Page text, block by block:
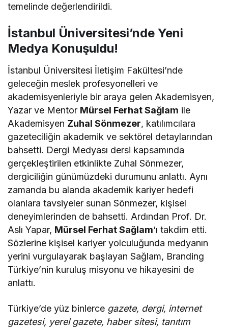
temelinde değerlendirildi.
İstanbul Üniversitesi’nde Yeni
Medya Konuşuldu!
İstanbul Üniversitesi İletişim Fakültesi’nde
geleceğin meslek profesyonelleri ve
akademisyenleriyle bir araya gelen Akademisyen,
Yazar ve Mentor Mürsel Ferhat Sağlam ile
Akademisyen Zuhal Sönmezer, katılımcılara
gazeteciliğin akademik ve sektörel detaylarından
bahsetti. Dergi Medyası dersi kapsamında
gerçekleştirilen etkinlikte Zuhal Sönmezer,
dergiciliğin günümüzdeki durumunu anlattı. Aynı
zamanda bu alanda akademik kariyer hedefi
olanlara tavsiyeler sunan Sönmezer, kişisel
deneyimlerinden de bahsetti. Ardından Prof. Dr.
Aslı Yapar, Mürsel Ferhat Sağlam‘ı takdim etti.
Sözlerine kişisel kariyer yolculuğunda medyanın
yerini vurgulayarak başlayan Sağlam, Branding
Türkiye’nin kuruluş misyonu ve hikayesini de
anlattı.
Türkiye’de yüz binlerce gazete, dergi, internet
gazetesi, yerel gazete, haber sitesi, tanıtım